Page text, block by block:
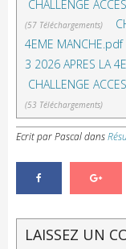
CHALLENGE
(57 Téléchargements)
4EME MANCHE.pdf
3 2026 APRES LA
CHALLENGE
(53 Téléchargements)
Ecrit par Pascaldans
LAISSEZ UN